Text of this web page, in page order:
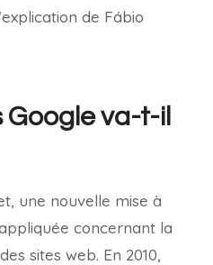
de Fábio
va-t-il
une nouvelle mise à
concernant la
sites web. En 2010,